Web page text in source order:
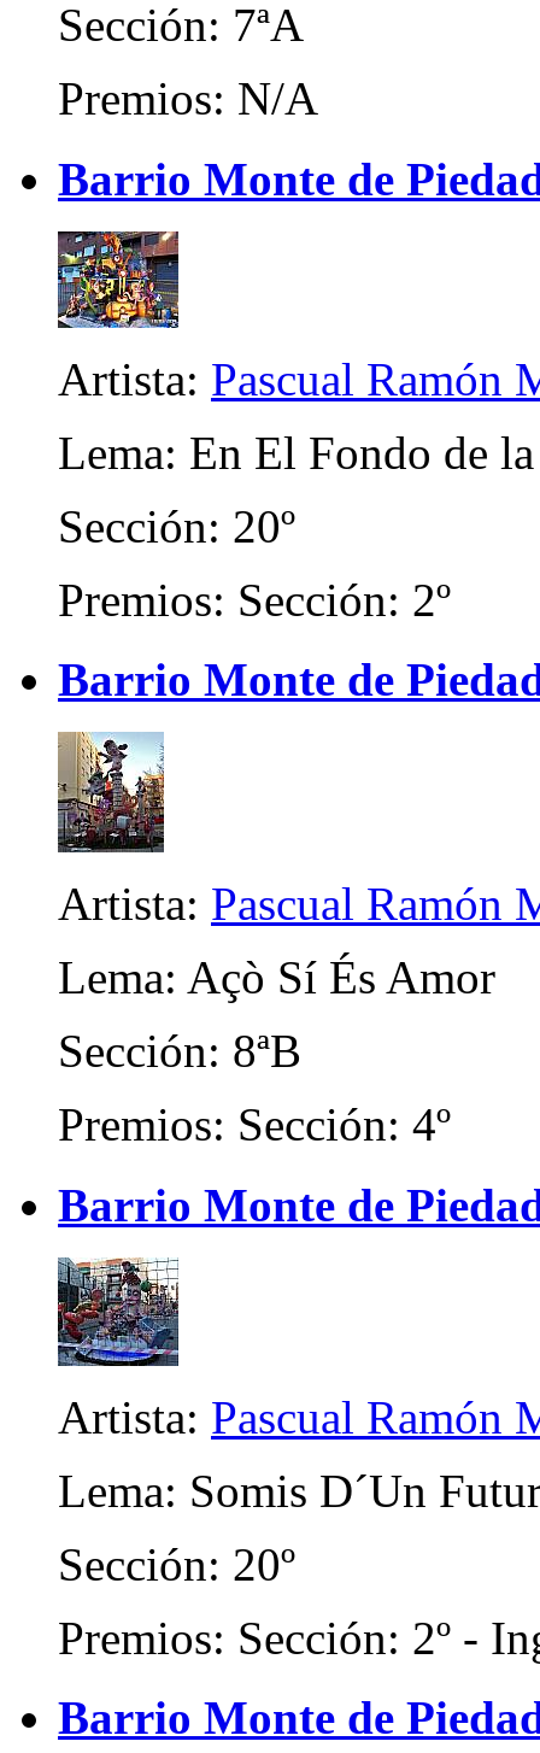
Sección: 7ªA
Premios: N/A
Barrio Monte de
Artista: Pascual Ramón
Lema: En El Fondo de
Sección: 20º
Premios: Sección: 2º
Barrio Monte de
Artista: Pascual Ramón
Lema: Açò Sí És Amor
Sección: 8ªB
Premios: Sección: 4º
Barrio Monte de
Artista: Pascual Ramón
Lema: Somis D´Un
Sección: 20º
Premios: Sección: 2º -
Barrio Monte de